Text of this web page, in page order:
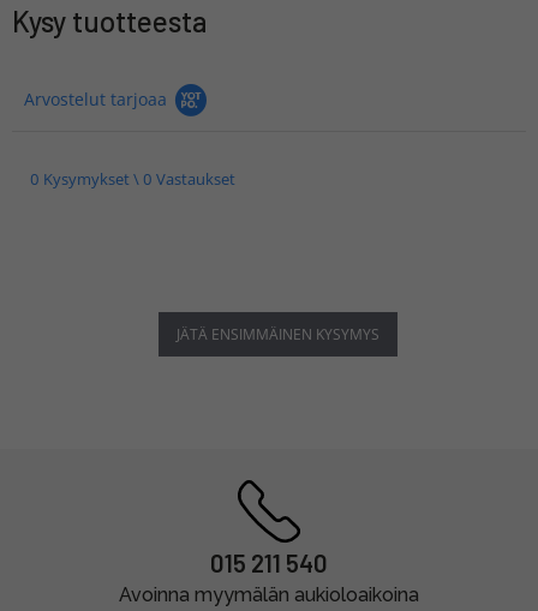
Kysy tuotteesta
Arvostelut tarjoaa
0 Kysymykset \ 0 Vastaukset
JÄTÄ ENSIMMÄINEN KYSYMYS
015 211 540
Avoinna myymälän aukioloaikoina